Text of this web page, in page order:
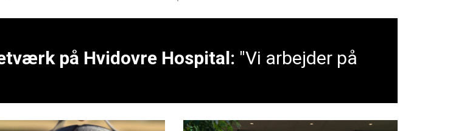
på Hvidovre Hospital: "Vi arbejder på